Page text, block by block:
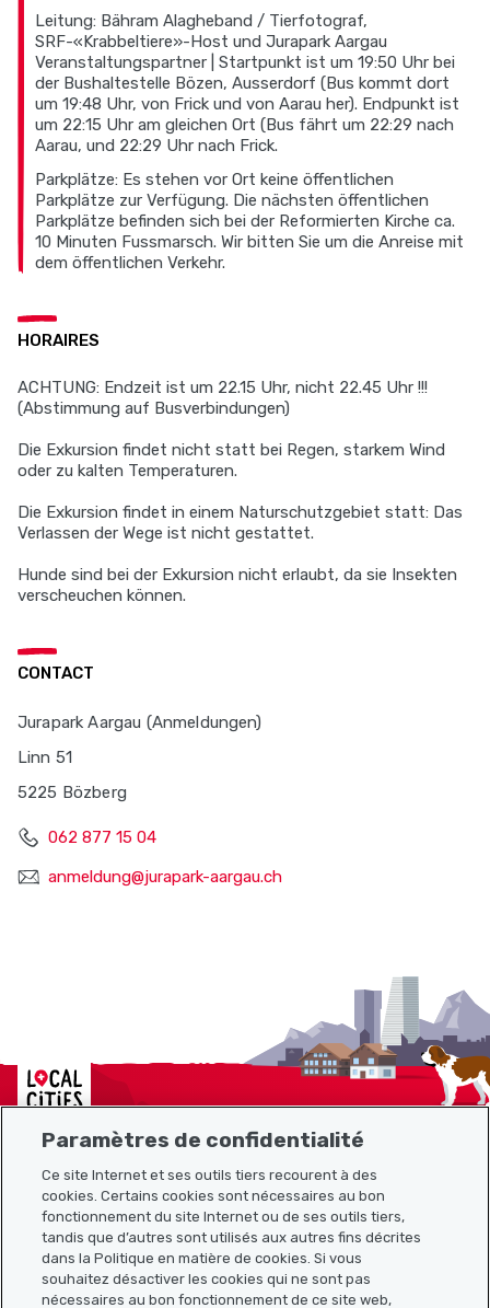
Leitung: Bähram Alagheband / Tierfotograf,
SRF-«Krabbeltiere»-Host und Jurapark Aargau
Veranstaltungspartner | Startpunkt ist um 19:50 Uhr bei
der Bushaltestelle Bözen, Ausserdorf (Bus kommt dort
um 19:48 Uhr, von Frick und von Aarau her). Endpunkt ist
um 22:15 Uhr am gleichen Ort (Bus fährt um 22:29 nach
Aarau, und 22:29 Uhr nach Frick.
Parkplätze: Es stehen vor Ort keine öffentlichen
Parkplätze zur Verfügung. Die nächsten öffentlichen
Parkplätze befinden sich bei der Reformierten Kirche ca.
10 Minuten Fussmarsch. Wir bitten Sie um die Anreise mit
dem öffentlichen Verkehr.
HORAIRES
ACHTUNG: Endzeit ist um 22.15 Uhr, nicht 22.45 Uhr !!!
(Abstimmung auf Busverbindungen)
Die Exkursion findet nicht statt bei Regen, starkem Wind
oder zu kalten Temperaturen.
Die Exkursion findet in einem Naturschutzgebiet statt: Das
Verlassen der Wege ist nicht gestattet.
Hunde sind bei der Exkursion nicht erlaubt, da sie Insekten
verscheuchen können.
CONTACT
Jurapark Aargau (Anmeldungen)
Linn 51
5225 Bözberg
062 877 15 04
anmeldung@jurapark-aargau.ch
Localcities
Plan du site
Liens utiles
Paramètres de confidentialité
Ce site Internet et ses outils tiers recourent à des
cookies. Certains cookies sont nécessaires au bon
fonctionnement du site Internet ou de ses outils tiers,
tandis que d’autres sont utilisés aux autres fins décrites
dans la Politique en matière de cookies. Si vous
souhaitez désactiver les cookies qui ne sont pas
nécessaires au bon fonctionnement de ce site web,